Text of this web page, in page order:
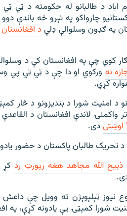
د طالبانو له حکومته د ټي
چارواکو په تېرو څه باندې
په ګډون وسلوالې ډلېد
کوي چې په افغانستان کې د
نه ورکوي او دا چې د ټي ټي پي
کړي.
د امنیت شورا د بندیزونو د څار
واکمنۍ لاندې افغانستان د
اوښتیدی.
د تحریک طالبان پاکستان د حضور
ذبیح الله مجاهد هغه رپورټ ردکړ
جولای پر ۱۳مه طلوع نیوز ټېلېوېژن ته
شورا کمېټۍ یې یادونه کړې، په